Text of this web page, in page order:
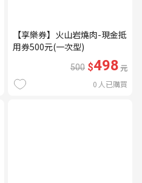
【享樂券】火山岩燒肉-現金抵
用券500元(一次型)
500 $498元
0 人已購買